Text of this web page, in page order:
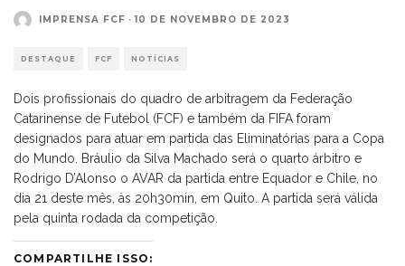
IMPRENSA FCF · 10 DE NOVEMBRO DE 2023
DESTAQUE FCF NOTÍCIAS
Dois profissionais do quadro de arbitragem da Federação
Catarinense de Futebol (FCF) e também da FIFA foram
designados para atuar em partida das Eliminatórias para a Copa
do Mundo. Bráulio da Silva Machado será o quarto árbitro e
Rodrigo D’Alonso o AVAR da partida entre Equador e Chile, no
dia 21 deste mês, às 20h30min, em Quito. A partida será válida
pela quinta rodada da competição.
COMPARTILHE ISSO: